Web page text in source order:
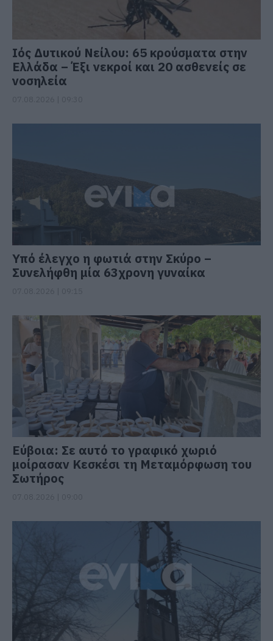
Ιός Δυτικού Νείλου: 65 κρούσματα στην
Ελλάδα – Έξι νεκροί και 20 ασθενείς σε
νοσηλεία
Υπό έλεγχο η φωτιά στην Σκύρο –
Συνελήφθη μία 63χρονη γυναίκα
Εύβοια: Σε αυτό το γραφικό χωριό
μοίρασαν Κεσκέσι τη Μεταμόρφωση του
Σωτήρος